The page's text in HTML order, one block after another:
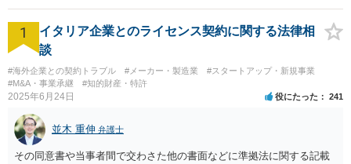
1
イタリア企業とのライセンス契約に関する法律相
談
#海外企業との契約トラブル #メーカー・製造業
#スタートアップ・新規事業
#M&A・事業承継
#知的財産・特許
2025年6月24日 役にたった 241
並木 重伸 弁護士
その同意書や当事者間で交わさた他の書面などに準拠法に関する記載